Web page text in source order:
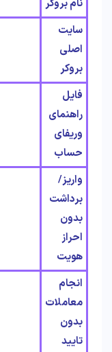
نام بروکر
سایت
اصلی
بروکر
فایل
راهنمای
وریفای
حساب
واریز/
برداشت
بدون
احراز
هویت
انجام
معاملات
بدون
تایید